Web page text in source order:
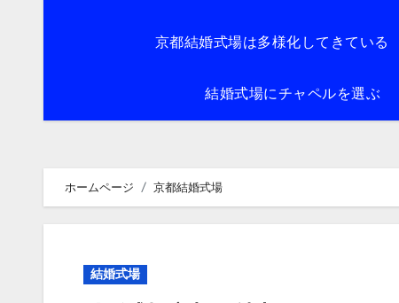
京都結婚式場は多様化してきている
結婚式場にチャペルを選ぶ
ホームページ 京都結婚式場
結婚式場